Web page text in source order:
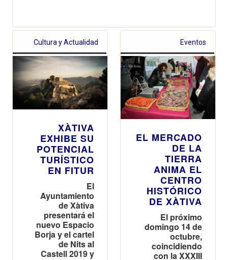
Cultura y Actualidad
XÀTIVA
EXHIBE SU
POTENCIAL
TURÍSTICO
EN FITUR
El
Ayuntamiento
de Xàtiva
presentará el
nuevo Espacio
Borja y el cartel
de Nits al
Castell 2019 y
Eventos
EL MERCADO
DE LA
TIERRA
ANIMA EL
CENTRO
HISTÓRICO
DE XÀTIVA
El próximo
domingo 14 de
octubre,
coincidiendo
con la XXXIII